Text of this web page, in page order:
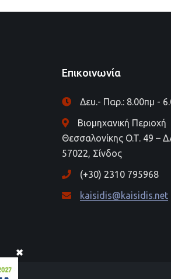
Επικοινωνία
Δευ.- Παρ.: 8.00πμ -
Βιομηχανική Περιοχή
Θεσσαλονίκης O.T. 49 –
57022, Σίνδος
(+30) 2310 795968
kaisidis@kaisidis.net